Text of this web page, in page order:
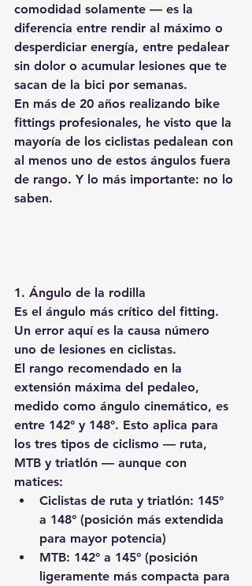
comodidad solamente — es la
diferencia entre rendir al máximo o
desperdiciar energía, entre pedalear
sin dolor o acumular lesiones que te
sacan de la bici por semanas.
En más de 20 años realizando bike
fittings profesionales, he visto que la
mayoría de los ciclistas pedalean con
al menos uno de estos ángulos fuera
de rango. Y lo más importante: no lo
saben.
1. Ángulo de la rodilla
Es el ángulo más crítico del fitting.
Un error aquí es la causa número
uno de lesiones en ciclistas.
El rango recomendado en la
extensión máxima del pedaleo,
medido como ángulo cinemático, es
entre 142° y 148°. Esto aplica para
los tres tipos de ciclismo — ruta,
MTB y triatlón — aunque con
matices:
Ciclistas de ruta y triatlón: 145°
a 148° (posición más extendida
para mayor potencia)
MTB: 142° a 145° (posición
ligeramente más compacta para